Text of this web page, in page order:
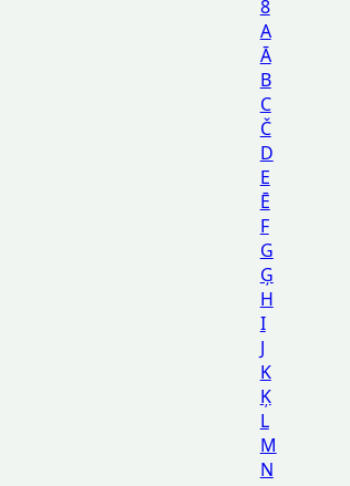
8
A
Ā
B
C
Č
D
E
Ē
F
G
Ģ
H
I
J
K
Ķ
L
M
N